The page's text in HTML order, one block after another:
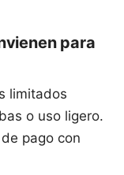
para
limitados
o uso ligero.
pago con